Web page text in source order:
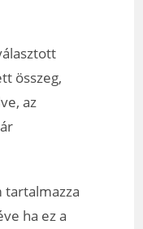
összeg,
az
ha ez a